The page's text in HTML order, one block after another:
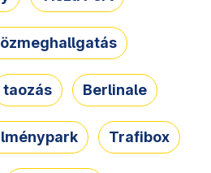
taozás Berlinale
Trafibox